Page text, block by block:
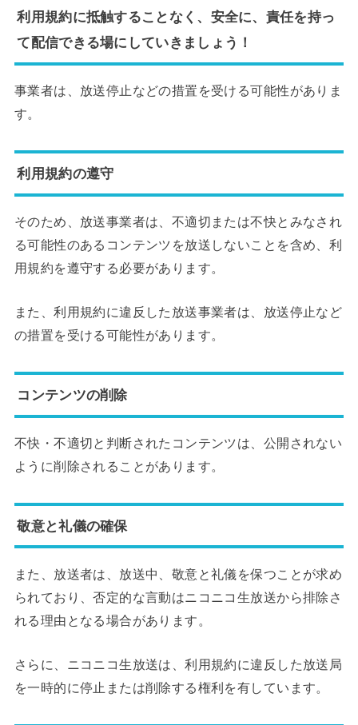
利用規約に抵触することなく、安全に、責任を持っ
て配信できる場にしていきましょう！
事業者は、放送停止などの措置を受ける可能性がありま
す。
利用規約の遵守
そのため、放送事業者は、不適切または不快とみなされ
る可能性のあるコンテンツを放送しないことを含め、利
用規約を遵守する必要があります。
また、利用規約に違反した放送事業者は、放送停止など
の措置を受ける可能性があります。
コンテンツの削除
不快・不適切と判断されたコンテンツは、公開されない
ように削除されることがあります。
敬意と礼儀の確保
また、放送者は、放送中、敬意と礼儀を保つことが求め
られており、否定的な言動はニコニコ生放送から排除さ
れる理由となる場合があります。
さらに、ニコニコ生放送は、利用規約に違反した放送局
を一時的に停止または削除する権利を有しています。